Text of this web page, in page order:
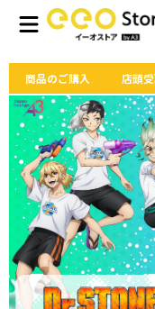
商品のご購入 店頭